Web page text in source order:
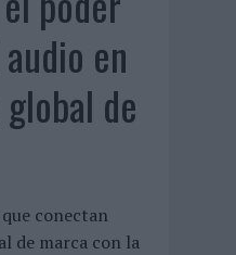
en
de
que conectan
de marca con la